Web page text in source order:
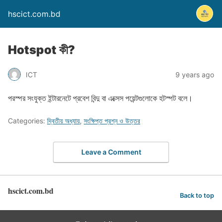
hscict.com.bd
Hotspot কী?
ICT 9 years ago
পরস্পর সংযুক্ত ইন্টারনেটে প্রবেশ বিন্দু বা এক্সেস পয়েন্টগুলোকে হটস্পট বলে।
Categories: দ্বিতীয় অধ্যায়, সংক্ষিপ্ত প্রশ্ন ও উত্তর
Leave a Comment
hscict.com.bd Back to top